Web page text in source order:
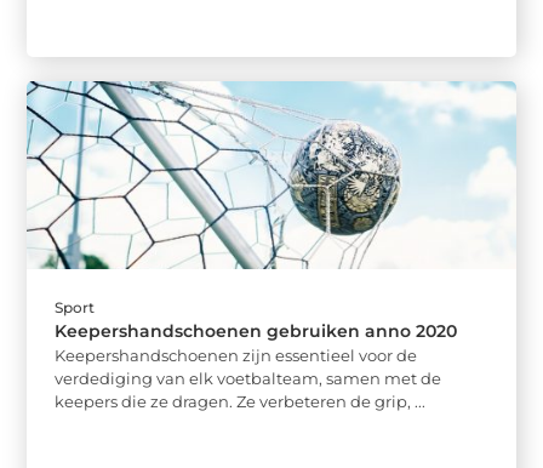
Sport
Keepershandschoenen gebruiken anno 2020
Keepershandschoenen zijn essentieel voor de
verdediging van elk voetbalteam, samen met de
keepers die ze dragen. Ze verbeteren de grip, ...